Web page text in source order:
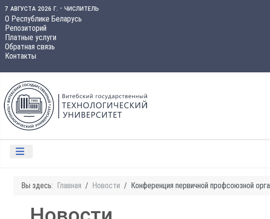
7 августа 2026 г. - числитель
О Республике Беларусь
Репозиторий
Платные услуги
Обратная связь
Контакты
Вы здесь: Главная Новости Конференция первичной профсоюзной